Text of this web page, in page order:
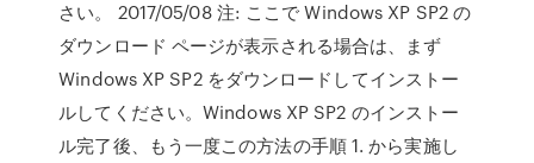
さい。 2017/05/08 注: ここで Windows XP SP2 の
ダウンロード ページが表示される場合は、まず
Windows XP SP2 をダウンロードしてインストー
ルしてください。Windows XP SP2 のインストー
ル完了後、もう一度この方法の手順 1. から実施し